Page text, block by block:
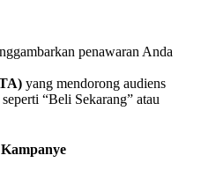
penawaran Anda
yang mendorong audiens
“Beli Sekarang” atau